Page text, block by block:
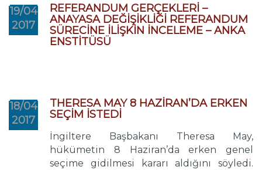
19/04
2017
REFERANDUM GERÇEKLERİ –
ANAYASA DEĞİŞİKLİĞİ REFERANDUM
SÜRECİNE İLİŞKİN İNCELEME – ANKA
ENSTİTÜSÜ
18/04
2017
THERESA MAY 8 HAZİRAN’DA ERKEN
SEÇİM İSTEDİ
İngiltere Başbakanı Theresa May,
hükümetin 8 Haziran’da erken genel
seçime gidilmesi kararı aldığını söyledi.